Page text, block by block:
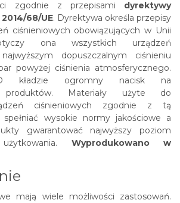
zgodnie z przepisami dyrektywy
68/UE. Dyrektywa określa przepisy
ciśnieniowych obowiązujących w Unii
ona wszystkich urządzeń
dopuszczalnym ciśnieniu
powyżej ciśnienia atmosferycznego.
kładzie ogromny nacisk na
produktów. Materiały użyte do
ciśnieniowych zgodnie z tą
wysokie normy jakościowe a
gwarantować najwyższy poziom
Wyprodukowano w
mają wiele możliwości zastosowań.